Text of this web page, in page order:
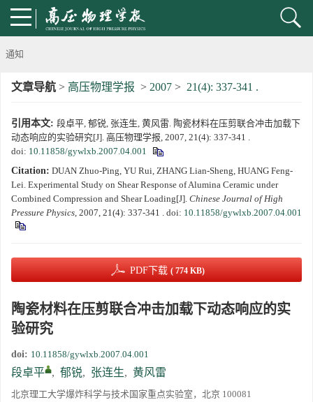
通知
《高压物理学报》第三届青年编委会招募启事
第五届高压科学卓越青年学者评选通知
2024年上海光源同步辐射大压机实验技术培训班通知
《高压物理学报》将于2025年1月由双月刊变更为月刊
动载下材料物性机器学习与高通量研究专刊征稿启事
《高压物理学报》第二届青年编委会招募启事
《高压物理学报》2023年度优秀审稿人和优秀论文评选结果
第十四届全国爆炸力学学术会议 第二轮通知
文章导航 > 高压物理学报 > 2007 > 21(4): 337-341 .
引用本文: 段卓平, 郁锐, 张连生, 黄风雷. 陶瓷材料在压剪联合冲击加载下
动态响应的实验研究[J]. 高压物理学报, 2007, 21(4): 337-341 .
doi: 10.11858/gywlxb.2007.04.001
Citation: DUAN Zhuo-Ping, YU Rui, ZHANG Lian-Sheng, HUANG Feng-
Lei. Experimental Study on Shear Response of Alumina Ceramic under
Combined Compression and Shear Loading[J]. Chinese Journal of High
Pressure Physics, 2007, 21(4): 337-341 . doi: 10.11858/gywlxb.2007.04.001
PDF下载 ( 774 KB)
陶瓷材料在压剪联合冲击加载下动态响应的实
验研究
doi: 10.11858/gywlxb.2007.04.001
段卓平 , 郁锐, 张连生, 黄风雷
北京理工大学爆炸科学与技术国家重点实验室，北京 100081